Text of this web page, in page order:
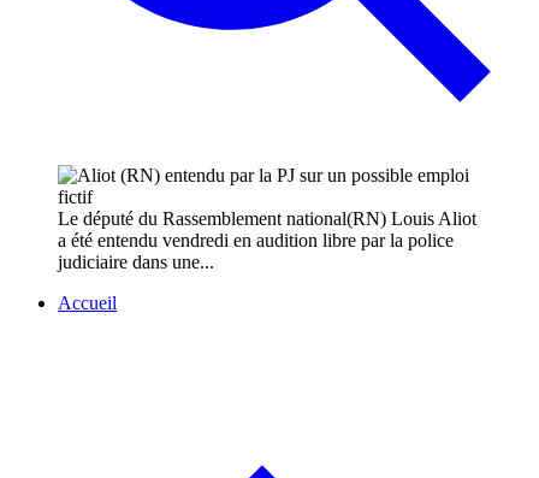
Le député du Rassemblement national(RN) Louis Aliot
a été entendu vendredi en audition libre par la police
judiciaire dans une...
Accueil